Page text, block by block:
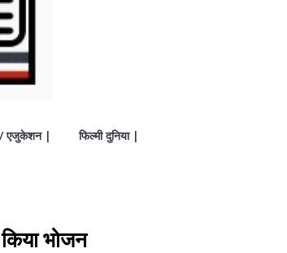
एजुकेशन | फिल्मी दुनिया |
भोजन